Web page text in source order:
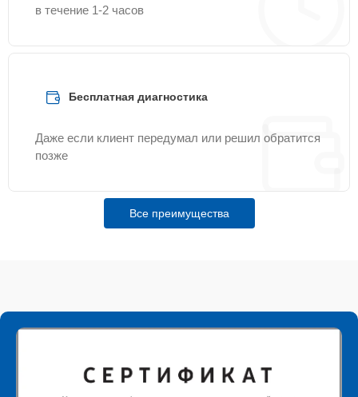
в течение 1-2 часов
Бесплатная диагностика
Даже если клиент передумал или решил обратится
позже
Все преимущества